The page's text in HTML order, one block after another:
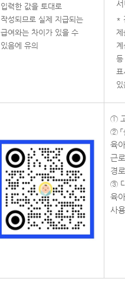
입력한 값을 토대로
작성되므로 실제 지급되는
급여와는 차이가 있을 수
있음에 유의
*
제
등
표
①
②
육
근
경
③
육
사